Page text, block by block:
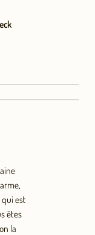
qui est
êtes
la